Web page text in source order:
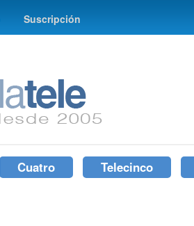
Suscripción
Cuatro Telecinco